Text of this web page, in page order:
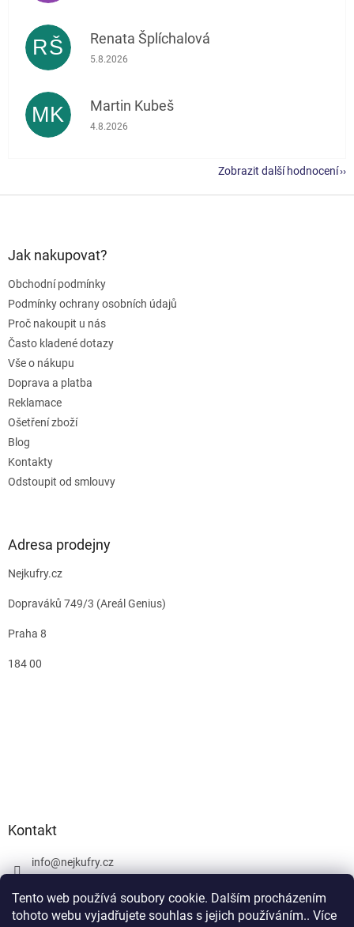
Tento web používá soubory cookie. Dalším procházením
tohoto webu vyjadřujete souhlas s jejich používáním.. Více
RŠ Renata Šplíchalová
Hodnocení obchodu je 5 z 5 hvězdiček.
5.8.2026
MK Martin Kubeš
Hodnocení obchodu je 5 z 5 hvězdiček.
4.8.2026
Zobrazit další hodnocení
Jak nakupovat?
Obchodní podmínky
Podmínky ochrany osobních údajů
Proč nakoupit u nás
Často kladené dotazy
Vše o nákupu
Doprava a platba
Reklamace
Ošetření zboží
Blog
Kontakty
Odstoupit od smlouvy
Adresa prodejny
Nejkufry.cz
Dopraváků 749/3 (Areál Genius)
Praha 8
184 00
Kontakt
info@nejkufry.cz
Facebook